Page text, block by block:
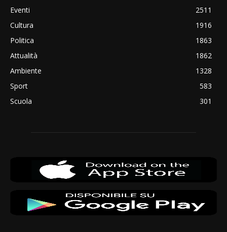
Eventi
2511
Cultura
1916
Politica
1863
Attualità
1862
Ambiente
1328
Sport
583
Scuola
301